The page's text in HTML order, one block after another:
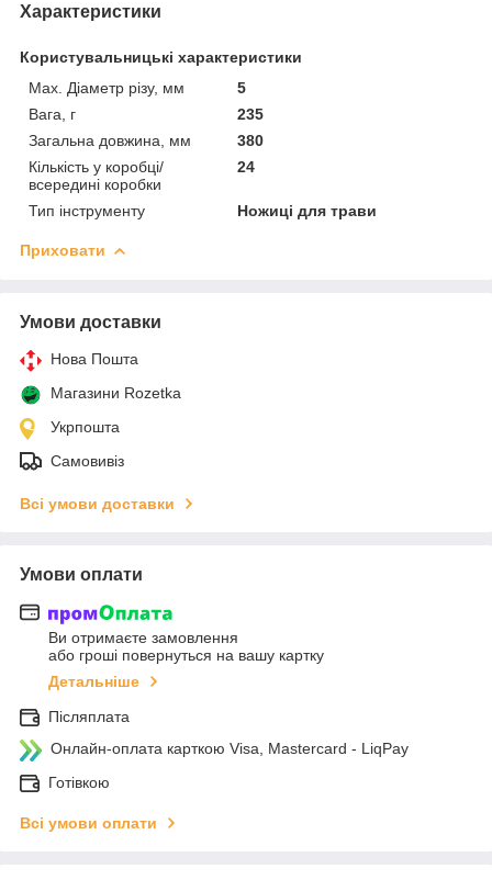
Характеристики
Користувальницькі характеристики
Max. Діаметр різу, мм
5
Вага, г
235
Загальна довжина, мм
380
Кількість у коробці/
всередині коробки
24
Тип інструменту Ножиці для трави
Приховати
Умови доставки
Нова Пошта
Магазини Rozetka
Укрпошта
Самовивіз
Всі умови доставки
Умови оплати
Ви отримаєте замовлення
або гроші повернуться на вашу картку
Детальніше
Післяплата
Онлайн-оплата карткою Visa, Mastercard - LiqPay
Готівкою
Всі умови оплати